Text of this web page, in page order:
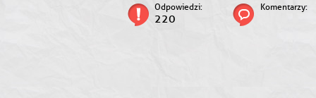
Odpowiedzi:
220
Komentarzy: